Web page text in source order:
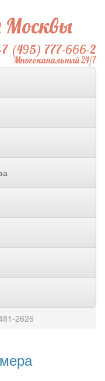
Москвы
(495) 777-666-2
Многоканальный 24/7
2626